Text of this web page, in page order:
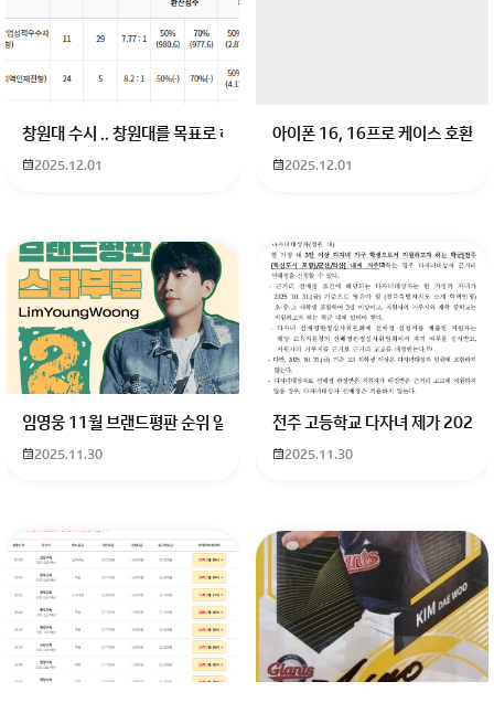
창원대 수시 .. 창원대를 목표로 하고 있는 09년생입니다 지금 제 내신이 5
2025.12.01
아이폰 16, 16프로 케이스 호환
2025.12.01
임영웅 11월 브랜드평판 순위 알고싶어요 임영웅 11월 브랜드평판에서
2025.11.30
전주 고등학교 다자녀 제가 2027
2025.11.30